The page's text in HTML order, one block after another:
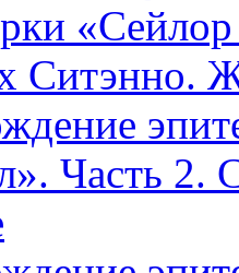
Ситэнно.
Часть 2.